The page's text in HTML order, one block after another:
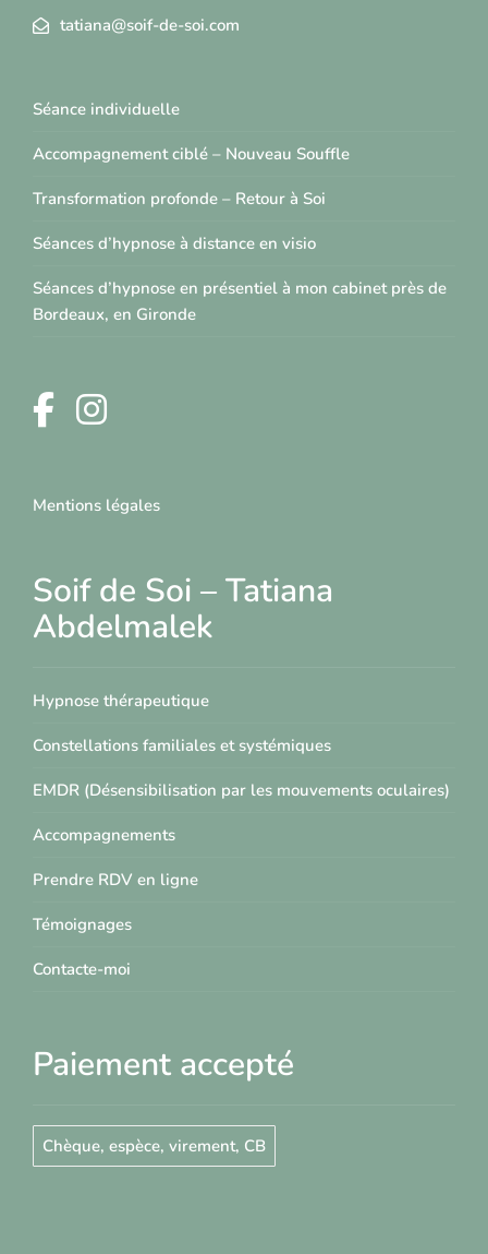
tatiana@soif-de-soi.com
Séance individuelle
Accompagnement ciblé – Nouveau Souffle
Transformation profonde – Retour à Soi
Séances d’hypnose à distance en visio
Séances d’hypnose en présentiel à mon cabinet près de
Bordeaux, en Gironde
Mentions légales
Soif de Soi – Tatiana
Abdelmalek
Hypnose thérapeutique
Constellations familiales et systémiques
EMDR (Désensibilisation par les mouvements oculaires)
Accompagnements
Prendre RDV en ligne
Témoignages
Contacte-moi
Paiement accepté
Chèque, espèce, virement, CB